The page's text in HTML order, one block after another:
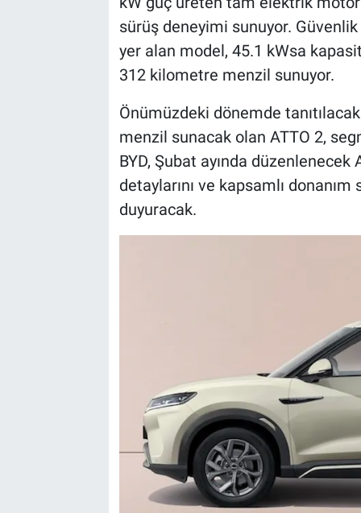
sürüş deneyimi sunuyor. Güvenlik
yer alan model, 45.1 kWsa
312 kilometre menzil sunuyor.
Önümüzdeki dönemde
menzil sunacak olan ATTO 2,
BYD, Şubat ayında
detaylarını ve kapsamlı
duyuracak.